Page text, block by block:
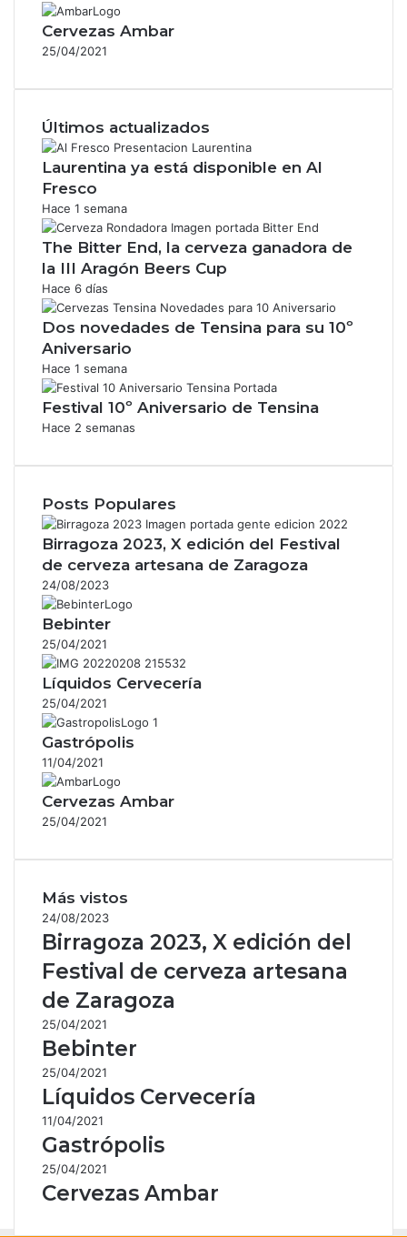
Cervezas Ambar
25/04/2021
Últimos actualizados
Laurentina ya está disponible en Al
Fresco
Hace 1 semana
The Bitter End, la cerveza ganadora de
la III Aragón Beers Cup
Hace 6 días
Dos novedades de Tensina para su 10º
Aniversario
Hace 1 semana
Festival 10º Aniversario de Tensina
Hace 2 semanas
Posts Populares
Birragoza 2023, X edición del Festival
de cerveza artesana de Zaragoza
24/08/2023
Bebinter
25/04/2021
Líquidos Cervecería
25/04/2021
Gastrópolis
11/04/2021
Cervezas Ambar
25/04/2021
Más vistos
24/08/2023
Birragoza 2023, X edición del
Festival de cerveza artesana
de Zaragoza
25/04/2021
Bebinter
25/04/2021
Líquidos Cervecería
11/04/2021
Gastrópolis
25/04/2021
Cervezas Ambar